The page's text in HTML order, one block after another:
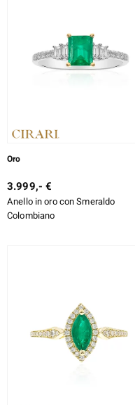
Oro
3.999,- €
Anello in oro con Smeraldo
Colombiano